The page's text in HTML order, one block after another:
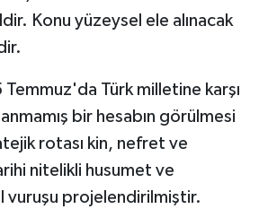
Konu yüzeysel ele alınacak
Temmuz'da Türk milletine karşı
bir hesabın görülmesi
rotası kin, nefret ve
nitelikli husumet ve
vuruşu projelendirilmiştir.